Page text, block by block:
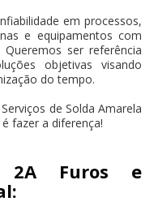
em processos,
e equipamentos com
ser referência
objetivas visando
do tempo.
de Solda Amarela
fazer a diferença!
2A Furos e